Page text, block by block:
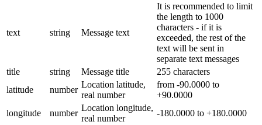
text string Message text
It is recommended to limit
the length to 1000
characters - if it is
exceeded, the rest of the
text will be sent in
separate text messages
title
string Message title
255 characters
latitude
number
Location latitude,
real number
from -90.0000 to
+90.0000
longitude
number
Location longitude,
real number
-180.0000 to +180.0000